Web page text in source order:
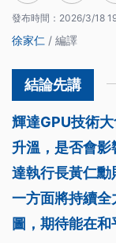
發布時間： 2026/3/18
徐家仁 / 編譯
輝達GPU技術
升溫，是否會
達執行長黃仁勳
一方面將持續
圖，期待能在和